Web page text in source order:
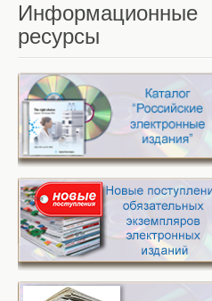
Информационные
ресурсы